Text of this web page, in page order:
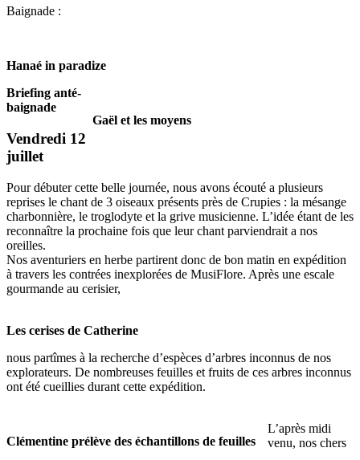
Baignade :
Hanaé in paradize
Gaël et les moyens
Briefing anté-
baignade
Vendredi 12
juillet
Pour débuter cette belle journée, nous avons écouté a plusieurs
reprises le chant de 3 oiseaux présents près de Crupies : la mésange
charbonnière, le troglodyte et la grive musicienne. L’idée étant de les
reconnaître la prochaine fois que leur chant parviendrait a nos
oreilles.
Nos aventuriers en herbe partirent donc de bon matin en expédition
à travers les contrées inexplorées de MusiFlore. Après une escale
gourmande au cerisier,
Les cerises de Catherine
nous partîmes à la recherche d’espèces d’arbres inconnus de nos
explorateurs. De nombreuses feuilles et fruits de ces arbres inconnus
ont été cueillies durant cette expédition.
Clémentine prélève des échantillons de feuilles
L’après midi
venu, nos chers